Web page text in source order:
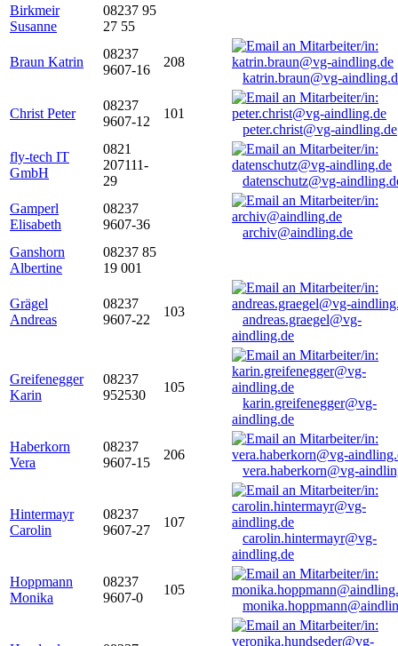
Birkmeir
Susanne
08237 95
27 55
Braun Katrin
08237
9607-16
208
katrin.braun@vg-
Christ Peter
08237
9607-12
101
peter.christ@vg-aindling.de
fly-tech IT
GmbH
0821
207111-
29
datenschutz@vg-
Gamperl
Elisabeth
08237
9607-36
archiv@aindling.de
Ganshorn
Albertine
08237 85
19 001
Grägel
Andreas
08237
9607-22
103
andreas.graegel@vg-
aindling.de
Greifenegger
Karin
08237
952530
105
karin.greifenegger@vg-
aindling.de
Haberkorn
Vera
08237
9607-15
206
vera.haberkorn@vg-
Hintermayr
Carolin
08237
9607-27
107
carolin.hintermayr@vg-
aindling.de
Hoppmann
Monika
08237
9607-0
105